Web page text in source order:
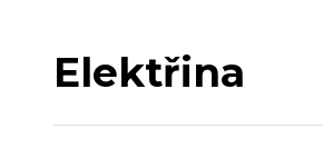
Elektřina